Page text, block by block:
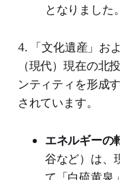
となりました。
4. 「文化遺産」お
（現代）現在の北
ンティティを形成
されています。
エネルギーの
谷など）は、